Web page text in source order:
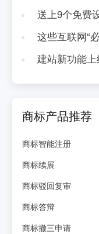
送上9个免费
这些互联网“
建站新功能上
商标产品推荐
商标智能注册
商标续展
商标驳回复审
商标答辩
商标撤三申请